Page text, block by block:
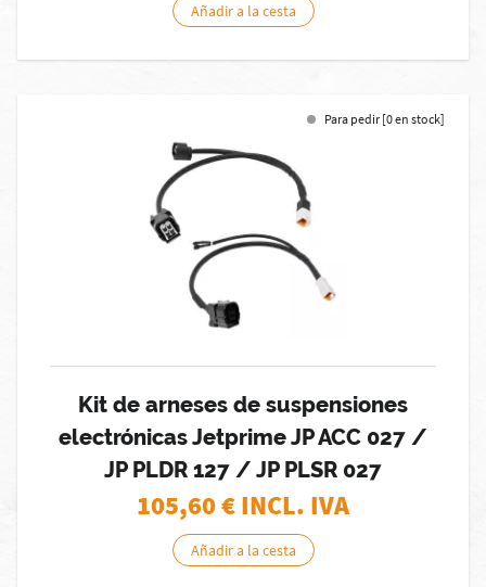
Añadir a la cesta
Para pedir [0 en stock]
Kit de arneses de suspensiones
electrónicas Jetprime JP ACC 027 /
JP PLDR 127 / JP PLSR 027
105,60€ INCL. IVA
Añadir a la cesta